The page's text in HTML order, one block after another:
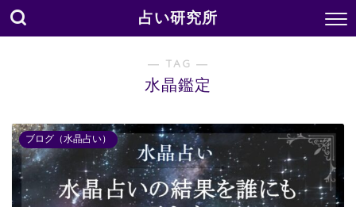
占い研究所
― TAG ―
水晶鑑定
ブログ（水晶占い）